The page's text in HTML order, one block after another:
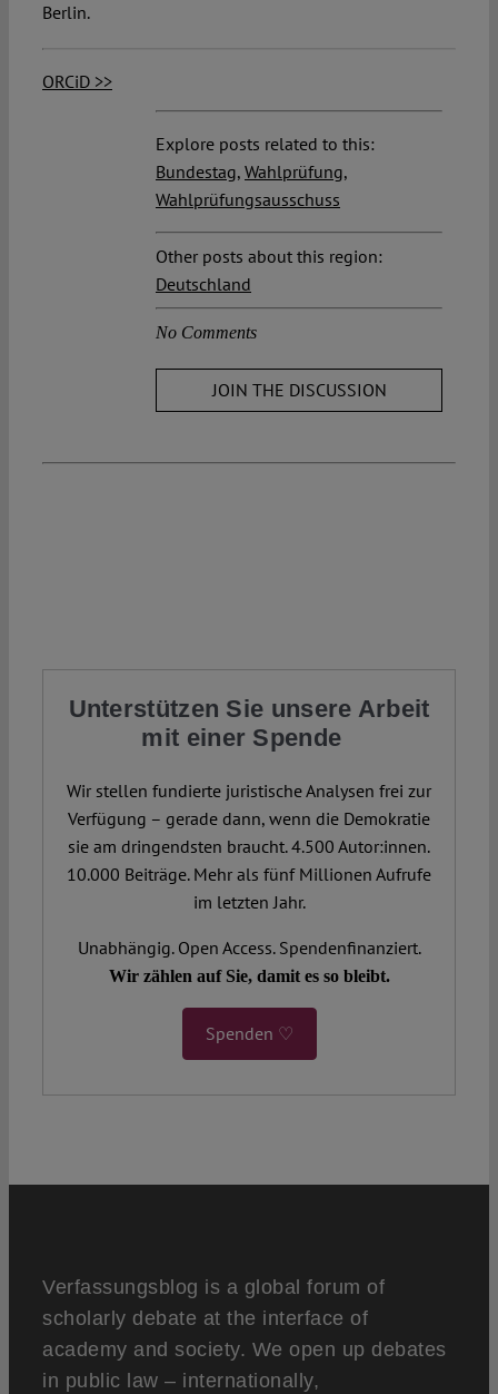
Berlin.
ORCiD >>
Explore posts related to this:
Bundestag, Wahlprüfung,
Wahlprüfungsausschuss
Other posts about this region:
Deutschland
No Comments
JOIN THE DISCUSSION
Unterstützen Sie unsere Arbeit
mit einer Spende
Wir stellen fundierte juristische Analysen frei zur
Verfügung – gerade dann, wenn die Demokratie
sie am dringendsten braucht. 4.500 Autor:innen.
10.000 Beiträge. Mehr als fünf Millionen Aufrufe
im letzten Jahr.
Unabhängig. Open Access. Spendenfinanziert.
Wir zählen auf Sie, damit es so bleibt.
Spenden ♡
Verfassungsblog is a global forum of
scholarly debate at the interface of
academy and society. We open up debates
in public law – internationally,